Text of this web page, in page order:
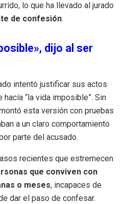
lo que ha llevado al jurado
de confesión.
dijo al ser
intentó justificar sus actos
“la vida imposible”. Sin
esta versión con pruebas
a un claro comportamiento
parte del acusado.
recientes que estremecen
que conviven con
o meses, incapaces de
dar el paso de confesar.